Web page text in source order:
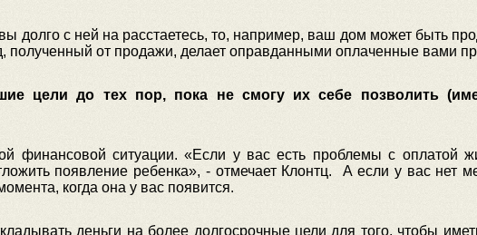
долго с ней на расстаетесь, то, например, ваш дом может быть
полученный от продажи, делает оправданными оплаченные вами
цели до тех пор, пока не смогу их себе позволить
финансовой ситуации. «Если у вас есть проблемы с оплатой
появление ребенка», - отмечает Клонтц. А если у вас нет
когда она у вас появится.
деньги на более долгосрочные цели для того, чтобы